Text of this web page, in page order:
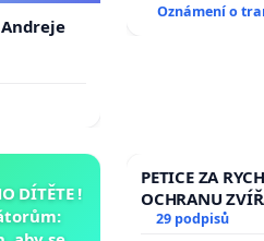
Oznámení o
DÍTĚTE !
PETICE ZA
OCHRANU
29 podpisů